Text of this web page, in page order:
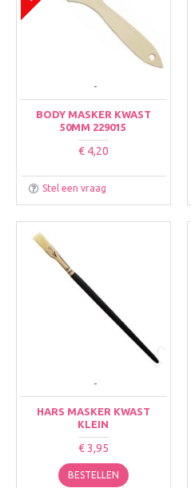
-
BODY MASKER KWAST
50MM 229015
€ 4,20
Stel een vraag
-
HARS MASKER KWAST
KLEIN
€ 3,95
BESTELLEN